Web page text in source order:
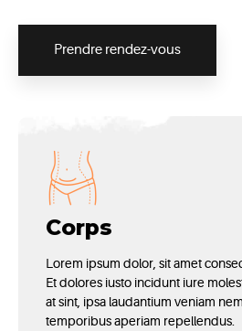
Prendre rendez-vous
Corps
Lorem ipsum dolor, sit amet
Et dolores iusto incidunt iure
at sint, ipsa laudantium veniam
temporibus aperiam repellendus.